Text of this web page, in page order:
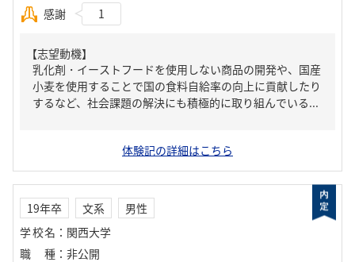
感謝
1
【志望動機】
乳化剤・イーストフードを使用しない商品の開発や、国産
小麦を使用することで国の食料自給率の向上に貢献したり
するなど、社会課題の解決にも積極的に取り組んでいる...
体験記の詳細はこちら
19年卒 文系
男性
学校名 ： 関西大学
職種 ： 非公開